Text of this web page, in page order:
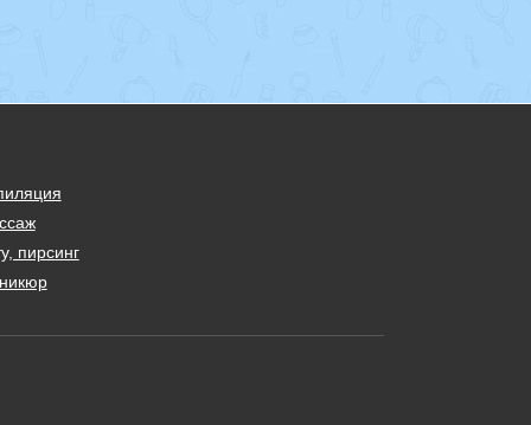
пирсинг